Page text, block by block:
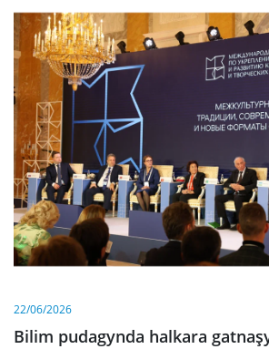
22/06/2026
Bilim pudagynda halkara